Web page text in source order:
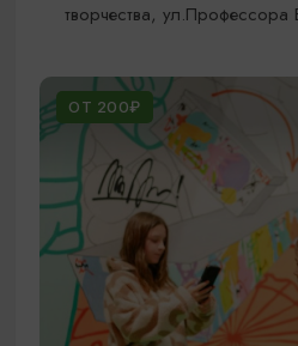
творчества,
ОТ 200₽